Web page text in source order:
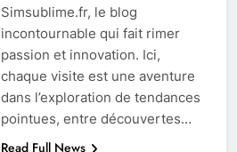
Simsublime.fr, le blog
incontournable qui fait rimer
passion et innovation. Ici,
chaque visite est une aventure
dans l’exploration de tendances
pointues, entre découvertes…
Read Full News